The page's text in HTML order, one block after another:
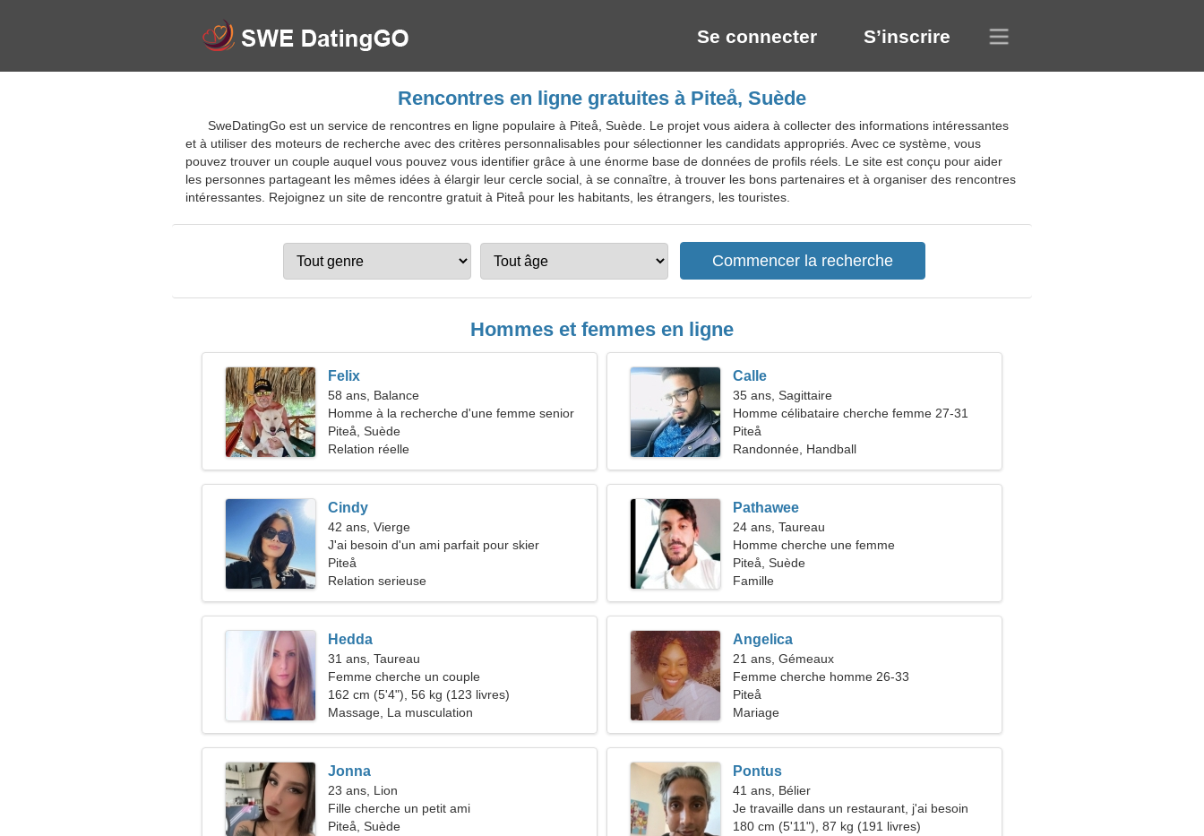
Se connecter S’inscrire
Rencontres en ligne gratuites à Piteå, Suède
SweDatingGo est un service de rencontres en ligne populaire à Piteå, Suède. Le projet vous aidera à collecter des informations intéressantes
et à utiliser des moteurs de recherche avec des critères personnalisables pour sélectionner les candidats appropriés. Avec ce système, vous
pouvez trouver un couple auquel vous pouvez vous identifier grâce à une énorme base de données de profils réels. Le site est conçu pour aider
les personnes partageant les mêmes idées à élargir leur cercle social, à se connaître, à trouver les bons partenaires et à organiser des rencontres
intéressantes. Rejoignez un site de rencontre gratuit à Piteå pour les habitants, les étrangers, les touristes.
Hommes et femmes en ligne
Felix
58 ans, Balance
Homme à la recherche d'une femme senior
Piteå, Suède
Relation réelle
Calle
35 ans, Sagittaire
Homme célibataire cherche femme 27-31
Piteå
Randonnée, Handball
Cindy
42 ans, Vierge
J'ai besoin d'un ami parfait pour skier
ensemble
Piteå
Relation serieuse
Pathawee
24 ans, Taureau
Homme cherche une femme
Piteå, Suède
Famille
Hedda
31 ans, Taureau
Femme cherche un couple
162 cm (5'4"), 56 kg (123 livres)
Massage, La musculation
Angelica
21 ans, Gémeaux
Femme cherche homme 26-33
Piteå
Mariage
Jonna
23 ans, Lion
Fille cherche un petit ami
Piteå, Suède
Pontus
41 ans, Bélier
Je travaille dans un restaurant, j'ai besoin
d'une femme pleine d'esprit
180 cm (5'11"), 87 kg (191 livres)